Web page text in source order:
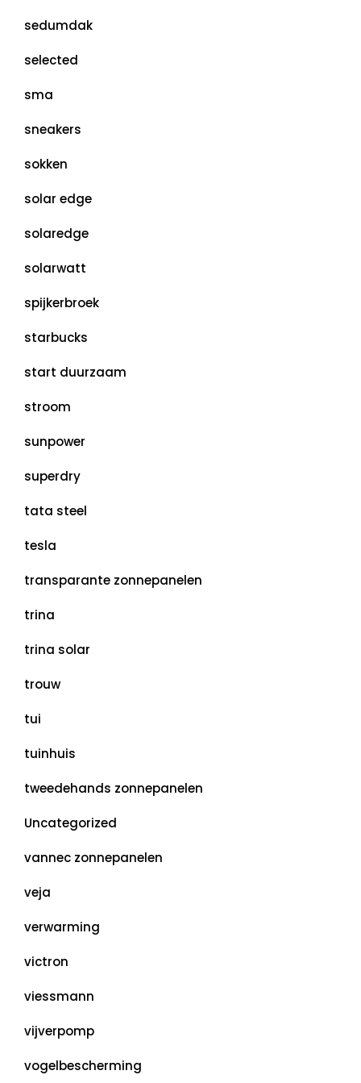
sedumdak
selected
sma
sneakers
sokken
solar edge
solaredge
solarwatt
spijkerbroek
starbucks
start duurzaam
stroom
sunpower
superdry
tata steel
tesla
transparante zonnepanelen
trina
trina solar
trouw
tui
tuinhuis
tweedehands zonnepanelen
Uncategorized
vannec zonnepanelen
veja
verwarming
victron
viessmann
vijverpomp
vogelbescherming